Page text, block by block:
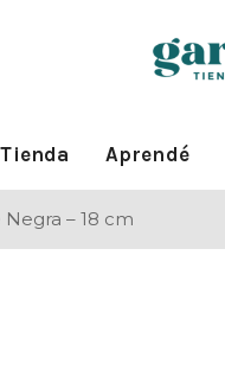
Tienda Aprendé
– 18 cm